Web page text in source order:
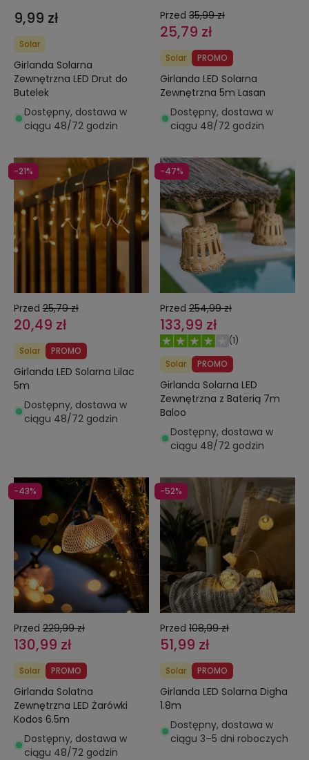
9,99 zł
Solar
Girlanda Solarna
Zewnętrzna LED Drut do
Butelek
Dostępny, dostawa w
ciągu 48/72 godzin
Przed 35,99 zł
25,79 zł
Solar PROMO
Girlanda LED Solarna
Zewnętrzna 5m Lasan
Dostępny, dostawa w
ciągu 48/72 godzin
-21%
Przed 25,79 zł
20,49 zł
Solar PROMO
Girlanda LED Solarna Lilac
5m
Dostępny, dostawa w
ciągu 48/72 godzin
-47%
Przed 254,99 zł
133,99 zł
(1)
Solar
PROMO
Girlanda Solarna LED
Zewnętrzna z Baterią 7m
Baloo
Dostępny, dostawa w
ciągu 48/72 godzin
-43%
Przed 229,99 zł
130,99 zł
Solar PROMO
Girlanda Solatna
Zewnętrzna LED Żarówki
Kodos 6.5m
Dostępny, dostawa w
ciągu 48/72 godzin
-52%
Przed 108,99 zł
51,99 zł
Solar PROMO
Girlanda LED Solarna Digha
1.8m
Dostępny, dostawa w
ciągu 3–5 dni roboczych